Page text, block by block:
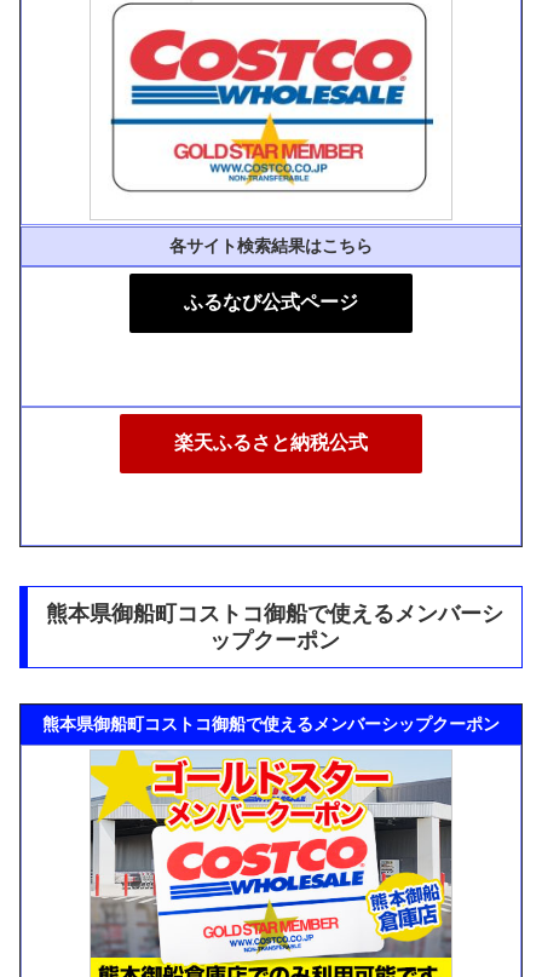
各サイト検索結果はこちら
ふるなび公式ページ
楽天ふるさと納税公式
熊本県御船町コストコ御船で使えるメンバーシ
ップクーポン
熊本県御船町コストコ御船で使えるメンバーシップクーポン